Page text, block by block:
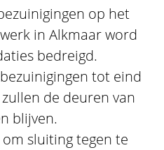
op het
in Alkmaar word
bedreigd.
tot eind
de deuren van
blijven.
sluiting tegen te